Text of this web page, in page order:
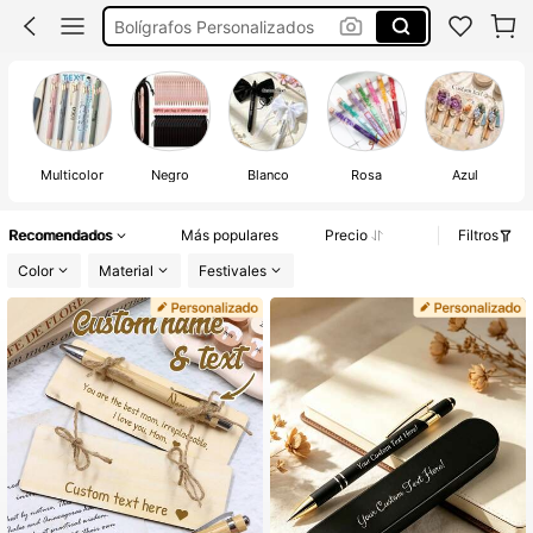
Bolígrafos Personalizados
Boligrafo Personalizados
Multicolor Negro Blanco Rosa Azul
Recomendados Más populares Precio
Filtros
Color
Material Festivales